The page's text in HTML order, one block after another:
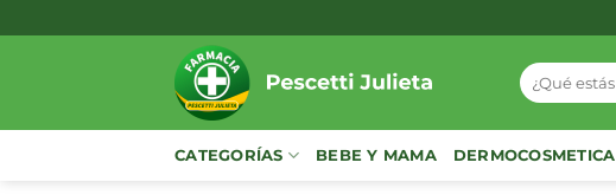
al
Buscar
por:
CATEGORÍAS BEBE Y MAMA DERMOCOSMETICA